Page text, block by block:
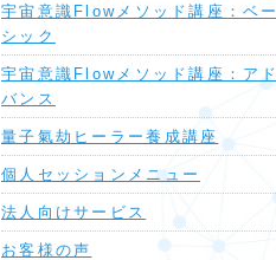
宇宙意識Flowメソッド講座：ベー
シック
宇宙意識Flowメソッド講座：アド
バンス
量子氣劫ヒーラー養成講座
個人セッションメニュー
法人向けサービス
お客様の声